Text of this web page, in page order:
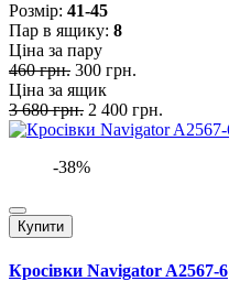
Розмiр: 41-45
Пар в ящику: 8
Ціна за пару
460 грн. 300 грн.
Ціна за ящик
3 680 грн. 2 400 грн.
-38%
Купити
Кросівки Navigator A2567-6